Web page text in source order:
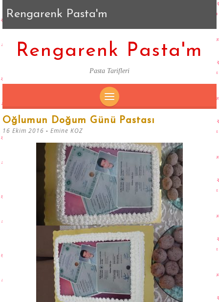
Rengarenk Pasta'm
Rengarenk Pasta'm
Pasta Tarifleri
SKIP
Oğlumun Doğum Günü Pastası
16 Ekim 2016 - Emine KOZ